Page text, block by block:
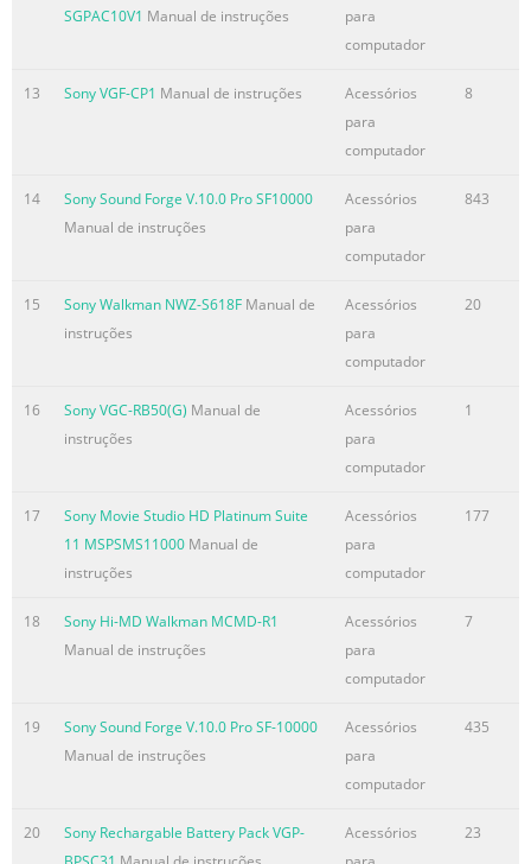
SGPAC10V1 Manual de instruções
para
computador
13 Sony VGF-CP1 Manual de instruções
Acessórios
para
computador
8
14
Sony Sound Forge V.10.0 Pro SF10000
Manual de instruções
Acessórios
para
computador
843
15 Sony Walkman NWZ-S618F Manual de
instruções
Acessórios
para
computador
20
16 Sony VGC-RB50(G) Manual de
instruções
Acessórios
para
computador
1
17
Sony Movie Studio HD Platinum Suite
11 MSPSMS11000 Manual de
instruções
Acessórios
para
computador
177
18
Sony Hi-MD Walkman MCMD-R1
Manual de instruções
Acessórios
para
computador
7
19
Sony Sound Forge V.10.0 Pro SF-10000
Manual de instruções
Acessórios
para
computador
435
20
Sony Rechargable Battery Pack VGP-
Acessórios
23